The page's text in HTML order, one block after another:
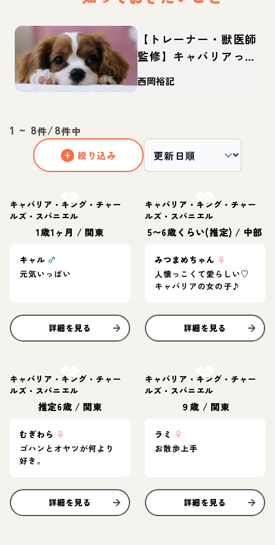
【トレーナー・獣医師
監修】キャバリアって
どんな犬？性格・特
徴・育て方・迎え方
西岡裕記
1 ~ 8件/8件中
絞り込み
キャバリア・キング・チャー
ルズ・スパニエル
1歳1ヶ月 / 関東
キャル ♂
元気いっぱい
詳細を見る
キャバリア・キング・チャー
ルズ・スパニエル
5〜6歳くらい(推定) / 中部
みつまめちゃん ♀
人懐っこくて愛らしい♡
キャバリアの女の子♪
詳細を見る
キャバリア・キング・チャー
ルズ・スパニエル
推定6歳 / 関東
むぎわら ♀
ゴハンとオヤツが何より
好き。
詳細を見る
キャバリア・キング・チャー
ルズ・スパニエル
９歳 / 関東
ラミ ♀
お散歩上手
詳細を見る